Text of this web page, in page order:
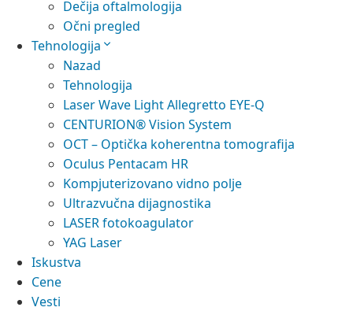
Dečija oftalmologija
Očni pregled
Tehnologija
Nazad
Tehnologija
Laser Wave Light Allegretto EYE-Q
CENTURION® Vision System
OCT – Optička koherentna tomografija
Oculus Pentacam HR
Kompjuterizovano vidno polje
Ultrazvučna dijagnostika
LASER fotokoagulator
YAG Laser
Iskustva
Cene
Vesti